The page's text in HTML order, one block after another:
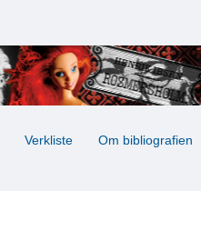
Verkliste Om bibliografien